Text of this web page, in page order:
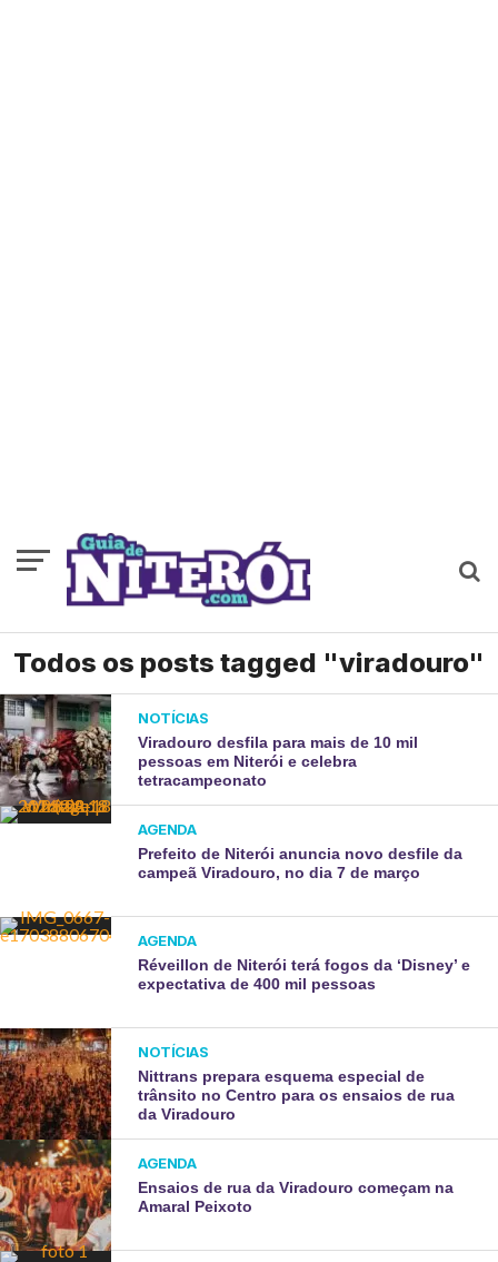
Todos os posts tagged "viradouro"
NOTÍCIAS
Viradouro desfila para mais de 10 mil
pessoas em Niterói e celebra
tetracampeonato
AGENDA
Prefeito de Niterói anuncia novo desfile da
campeã Viradouro, no dia 7 de março
AGENDA
Réveillon de Niterói terá fogos da ‘Disney’ e
expectativa de 400 mil pessoas
NOTÍCIAS
Nittrans prepara esquema especial de
trânsito no Centro para os ensaios de rua
da Viradouro
AGENDA
Ensaios de rua da Viradouro começam na
Amaral Peixoto